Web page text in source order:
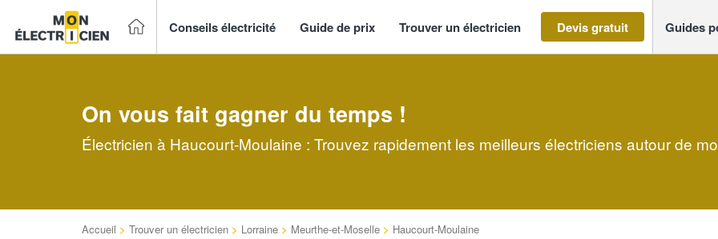
Conseils électricité Guide de prix Trouver un électricien Devis gratuit Guides
On vous fait gagner du temps !
Électricien à Haucourt-Moulaine : Trouvez rapidement les meilleurs électriciens autour de
Accueil > Trouver un électricien > Lorraine > Meurthe-et-Moselle > Haucourt-Moulaine